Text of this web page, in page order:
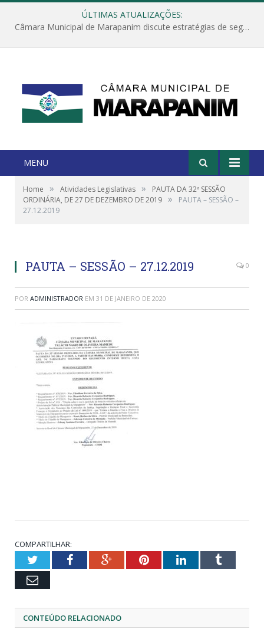
ÚLTIMAS ATUALIZAÇÕES:
Câmara Municipal de Marapanim discute estratégias de segurança com autoridades e poder executivo
MENU
Home » Atividades Legislativas »
PAUTA DA 32ª SESSÃO
ORDINÁRIA, DE 27 DE DEZEMBRO DE 2019 »
PAUTA – SESSÃO –
27.12.2019
PAUTA – SESSÃO – 27.12.2019 0
POR ADMINISTRADOR EM 31 DE JANEIRO DE 2020
COMPARTILHAR:
TwitterFacebookGoogle+PinterestLinkedInTumblr
Email
CONTEÚDO RELACIONADO